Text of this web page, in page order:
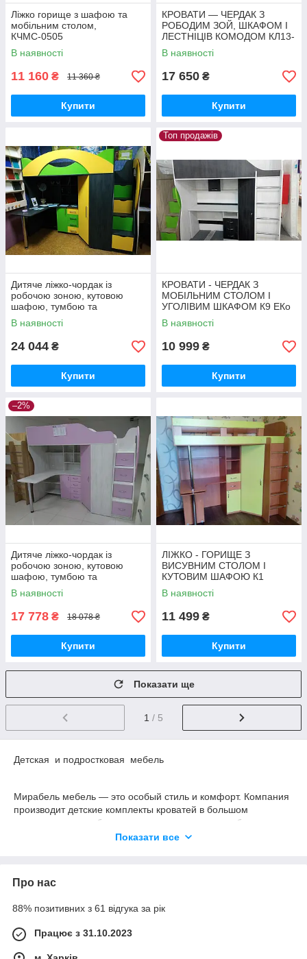
Ліжко горище з шафою та
мобільним столом,
КЧМС-0505
В наявності
11 160 ₴ 11 360 ₴
Купити
КРОВАТИ — ЧЕРДАК З
РОБОДИМ ЗОЙ, ШКАФОМ І
ЛЕСТНІЦІВ КОМОДОМ КЛ13-
3 ЕКО
В наявності
17 650 ₴
Купити
Дитяче ліжко-чордак із
робочою зоною, кутовою
шафою, тумбою та
драбиною КЛ21-13 ЕКО
В наявності
24 044 ₴
Купити
Топ продажів
КРОВАТИ - ЧЕРДАК З
МОБІЛЬНИМ СТОЛОМ І
УГОЛІВИМ ШКАФОМ К9 ЕКo
В наявності
10 999 ₴
Купити
–2%
Дитяче ліжко-чордак із
робочою зоною, кутовою
шафою, тумбою та
драбиною-комодом КЛ21
В наявності
17 778 ₴ 18 078 ₴
Купити
ЛІЖКО - ГОРИЩЕ З
ВИСУВНИМ СТОЛОМ І
КУТОВИМ ШАФОЮ К1
В наявності
11 499 ₴
Купити
Показати ще
1 / 5
Детская и подростковая мебель
Мирабель мебель — это особый стиль и комфорт. Компания
производит детские комплекты кроватей в большом
ассортименте, чтобы сделать детство каждого ребенка
ярким, радостным. Родители могут преподнести ему
Детская Кровати-чердаки имеют большое значение не только
настолько спокойны будут взрослые после ночи на своем
рабочем месте. Комплектация состоит из:
Показати все
Про нас
88% позитивних з 61 відгука за рік
Працює з 31.10.2023